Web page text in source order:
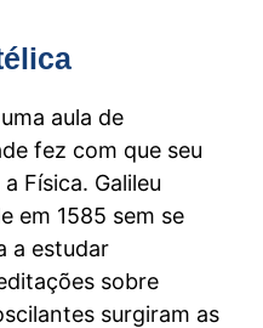
aula de
fez com que seu
Física. Galileu
em 1585 sem se
a estudar
sobre
surgiram as